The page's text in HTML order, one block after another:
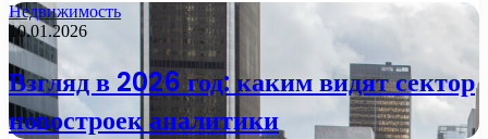
Недвижимость
10.01.2026
Взгляд в 2026 год: каким видят сектор
новостроек аналитики